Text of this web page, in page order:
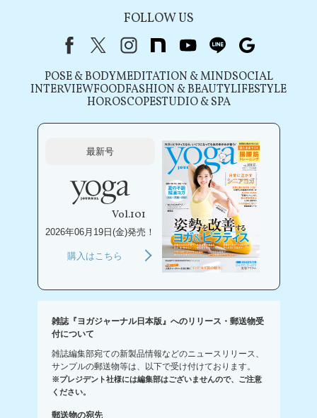
FOLLOW US
FacebookX（旧Twitter）
instagram
note youtubeline
POSE & BODYMEDITATION & MINDSOCIAL
INTERVIEWFOODFASHION & BEAUTYLIFESTYLE
HOROSCOPESTUDIO & SPA
最新号
Vol.101
2026年06月19日(金)発売！
購入はこちら
雑誌『ヨガジャーナル日本版』へのリリース・郵送物受
付について
雑誌編集部宛ての新製品情報などのニュースリリース、
サンプルの郵送物等は、以下で受け付けております。
※プレジデント社様には編集部はございませんので、ご注意
ください。
郵送物の宛先